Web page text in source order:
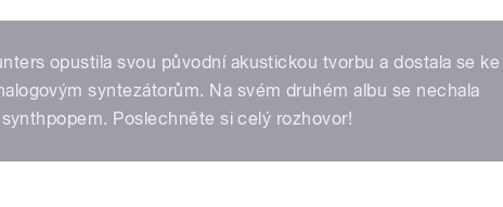
opustila svou původní akustickou tvorbu a dostala se ke
syntezátorům. Na svém druhém albu se nechala
Poslechněte si celý rozhovor!